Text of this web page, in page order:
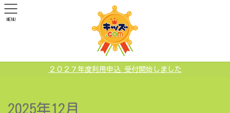
２０２７年度利用申込 受付開始しました
2025年12月
MENU